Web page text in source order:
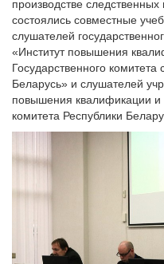
производстве
состоялись совместные
слушателей
«Институт повышения
Государственного комитета
Беларусь» и слушателей
повышения квалификации и
комитета Республики